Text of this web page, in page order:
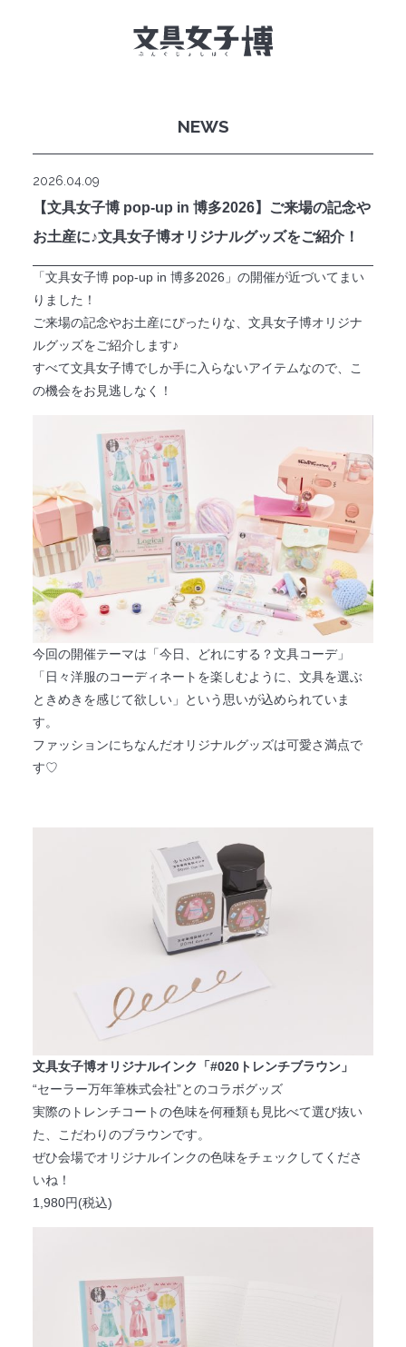
文具女子博とは
NEWS
SHARE ME!
NEWS
2026.04.09
【文具女子博 pop-up in 博多2026】ご来場の記念や
お土産に♪文具女子博オリジナルグッズをご紹介！
「文具女子博 pop-up in 博多2026」の開催が近づいてまい
りました！
ご来場の記念やお土産にぴったりな、文具女子博オリジナ
ルグッズをご紹介します♪
すべて文具女子博でしか手に入らないアイテムなので、こ
の機会をお見逃しなく！
今回の開催テーマは「今日、どれにする？文具コーデ」
「日々洋服のコーディネートを楽しむように、文具を選ぶ
ときめきを感じて欲しい」という思いが込められていま
す。
ファッションにちなんだオリジナルグッズは可愛さ満点で
す♡
文具女子博オリジナルインク「#020トレンチブラウン」
“セーラー万年筆株式会社”とのコラボグッズ
実際のトレンチコートの色味を何種類も見比べて選び抜い
た、こだわりのブラウンです。
ぜひ会場でオリジナルインクの色味をチェックしてくださ
いね！
1,980円(税込)